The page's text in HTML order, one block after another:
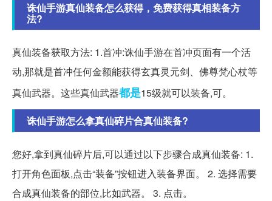
诛仙手游真仙装备怎么获得，免费获得真相装备方
法?
真仙装备获取方法: 1.首冲:诛仙手游在首冲页面有一个活
动,那就是首冲任何金额能获得玄真灵元剑、佛尊梵心杖等
真仙武器。这些真仙武器都是15级就可以装备,可。
诛仙手游怎么拿真仙碎片合真仙装备?
您好,拿到真仙碎片后,可以通过以下步骤合成真仙装备: 1.
打开角色面板,点击“装备”按钮进入装备界面。 2. 选择需要
合成真仙装备的部位,比如武器。 3. 点击。